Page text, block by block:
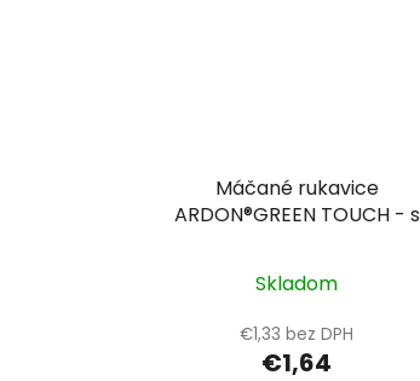
Máčané rukavice
ARDON®GREEN TOUCH - s
Skladom
€1,33 bez DPH
€1,64